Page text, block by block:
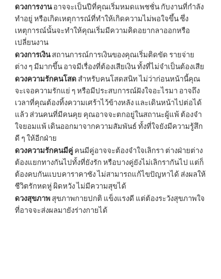
ดวงการงานอาจจะเป็นปีที่คุณเริ่มหมดแพชชั่น กับงานที่กำลัง
ทำอยู่ หรือเกิดเหตุการณ์ที่ทำให้เกิดความไม่พอใจขึ้น ซึ่ง
เหตุการณ์นั้นจะทำให้คุณเริ่มมีความคิดอยากลาออกหรือ
เปลี่ยนงาน
ดวงการเงินสถานการณ์การเงินของคุณเริ่มติดขัด รายจ่าย
ต่าง ๆ มีมากขึ้น อาจมีเรื่องที่ต้องเสียเงิน ทั้งที่ไม่จำเป็นต้องเสีย
ดวงความรักคนโสด สำหรับคนโสดสนิท ไม่ว่าก่อนหน้านี้คุณ
จะเจอความรักแย่ ๆ หรือมีประสบการณ์ฝังใจอะไรมา อาจถึง
เวลาที่คุณต้องทิ้งความเศร้าไว้ข้างหลัง และเดินหน้าไปต่อได้
แล้ว ส่วนคนที่มีคนคุย คุณอาจจะตกอยู่ในสถานะผู้แพ้ ต้องจำ
ใจยอมแพ้ เดินออกมาจากความสัมพันธ์ ทั้งที่ใจยังมีความรู้สึก
ดี ๆ ให้อีกฝ่าย
ดวงความรักคนมีคู่ คนมีคู่อาจจะต้องจำใจเลิกรา ต่างฝ่ายต่าง
ต้องแยกทางกันไปทั้งที่ยังรัก หรือบางคู่ยังไม่เลิกรากันไป แต่ก็
ต้องคบกันแบบคาราคาซัง ไม่สามารถแก้ไขปัญหาได้ ส่งผลให้
ชีวิตรักหดหู่ ผิดหวัง ไม่มีความสุขได้
ดวงสุขภาพ สุขภาพกายปกติ แข็งแรงดี แต่ต้องระวังสุขภาพใจ
ที่อาจจะส่งผลมายังร่างกายได้